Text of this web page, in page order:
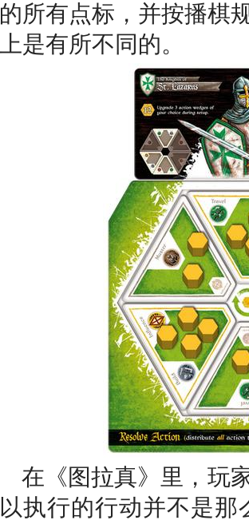
的所有点标，并按播棋
上是有所不同的。
在《图拉真》里，玩
以执行的行动并不是